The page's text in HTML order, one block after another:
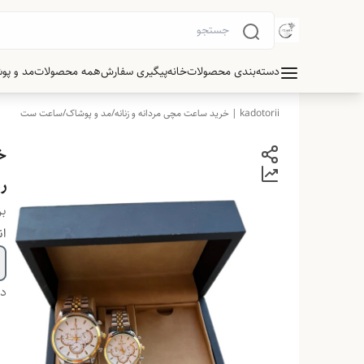
دسته‌بندی محصولاتخانهپیگیری سفارشهمه محصولاتمد و
kadotorii | خرید ساعت مچی مردانه و زنانه /مد و پوشاک/ساعت ست